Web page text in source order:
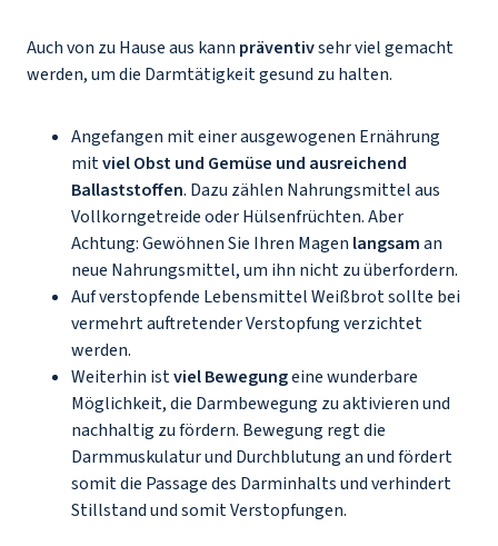
Auch von zu Hause aus kann präventivsehr viel gemacht
werden, um die Darmtätigkeit gesund zu halten.
Angefangen mit einer ausgewogenen Ernährung
mitviel Obst und Gemüse und ausreichend
Ballaststoffen. Dazu zählen Nahrungsmittel aus
Vollkorngetreide oder Hülsenfrüchten. Aber
Achtung: Gewöhnen Sie Ihren Magen langsaman
neue Nahrungsmittel, um ihn nicht zu überfordern.
Auf verstopfende Lebensmittel Weißbrot sollte bei
vermehrt auftretender Verstopfung verzichtet
werden.
Weiterhin istviel Bewegungeine wunderbare
Möglichkeit, die Darmbewegung zu aktivieren und
nachhaltig zu fördern. Bewegung regt die
Darmmuskulatur und Durchblutung an und fördert
somit die Passage des Darminhalts und verhindert
Stillstand und somit Verstopfungen.